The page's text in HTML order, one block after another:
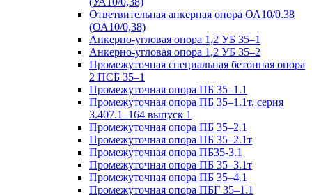
Ответвительная анкерная опора ОА10/0.38
(ОА10/0,38)
Анкерно-угловая опора 1,2 УБ 35–1
Анкерно-угловая опора 1,2 УБ 35–2
Промежуточная специальная бетонная опора
2 ПСБ 35–1
Промежуточная опора ПБ 35–1.1
Промежуточная опора ПБ 35–1.1т, серия
3.407.1–164 выпуск 1
Промежуточная опора ПБ 35–2.1
Промежуточная опора ПБ 35–2.1т
Промежуточная опора ПБ35-3.1
Промежуточная опора ПБ 35–3.1т
Промежуточная опора ПБ 35–4.1
Промежуточная опора ПБГ 35–1.1